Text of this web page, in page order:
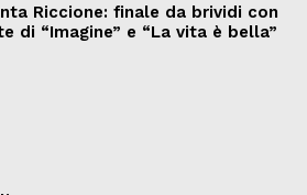
Riccione: finale da brividi con
di “Imagine” e “La vita è bella”